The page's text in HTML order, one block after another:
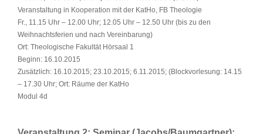
Veranstaltung in Kooperation mit der KatHo, FB Theologie
Fr., 11.15 Uhr – 12.00 Uhr; 12.05 Uhr – 12.50 Uhr (bis zu den
Weihnachtsferien und nach Vereinbarung)
Ort: Theologische Fakultät Hörsaal 1
Beginn: 16.10.2015
Zusätzlich: 16.10.2015; 23.10.2015; 6.11.2015; (Blockvorlesung: 14.15
– 17.30 Uhr; Ort: Räume der KatHo
Modul 4d